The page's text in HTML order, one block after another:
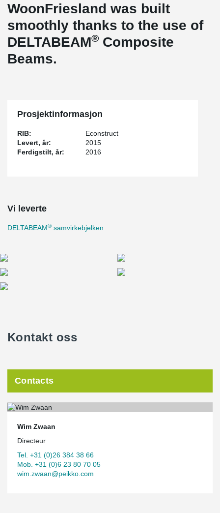
WoonFriesland was built
smoothly thanks to the use of
DELTABEAM® Composite
Beams.
Prosjektinformasjon
RIB:
Econstruct
Levert, år:
2015
Ferdigstilt, år:
2016
Vi leverte
DELTABEAM® samvirkebjelken
Kontakt oss
Contacts
Wim Zwaan
Directeur
Tel. +31 (0)26 384 38 66
Mob. +31 (0)6 23 80 70 05
wim.zwaan@peikko.com